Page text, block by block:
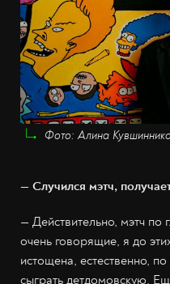
Фото: Алина
— Случился мэтч,
— Действительно, мэтч
очень говорящие, я до
истощена, естественно,
сыграть детдомовскую.